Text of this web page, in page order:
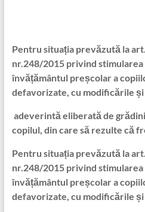
Pentru situația prevăzută la
nr.248/2015 privind
învățământul preșcolar a
defavorizate, cu modificările
adeverintă eliberată de
copilul, din care să rezulte că
Pentru situația prevăzută la
nr.248/2015 privind
învățământul preșcolar a
defavorizate, cu modificările